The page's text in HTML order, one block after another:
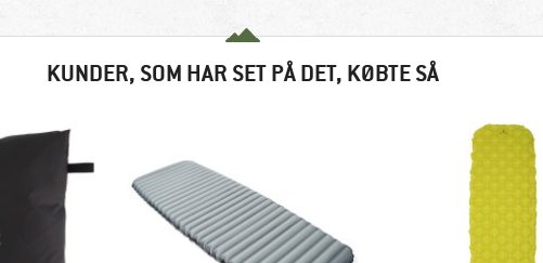
KUNDER, SOM HAR SET PÅ DET, KØBTE SÅ